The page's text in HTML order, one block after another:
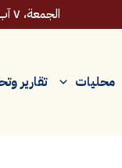
الجمعة، ٧ آب ٢٠٢٦
محليات تقارير